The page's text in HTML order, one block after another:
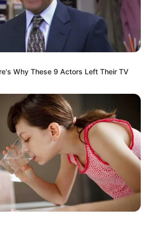
Why These 9 Actors Left Their TV